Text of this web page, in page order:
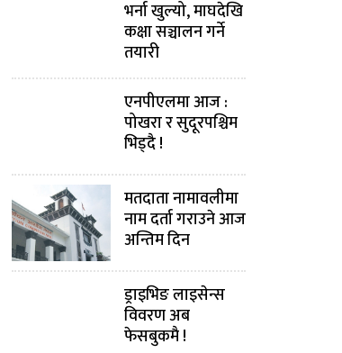
भर्ना खुल्यो, माघदेखि
कक्षा सञ्चालन गर्ने
तयारी
एनपीएलमा आज :
पोखरा र सुदूरपश्चिम
भिड्दै !
मतदाता नामावलीमा
नाम दर्ता गराउने आज
अन्तिम दिन
ड्राइभिङ लाइसेन्स
विवरण अब
फेसबुकमै !